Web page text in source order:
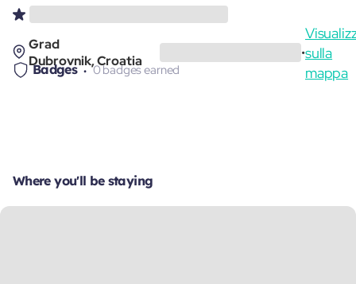
Grad
Dubrovnik, Croatia
•sulla
mappa
Badges 0 badges earned
Where you'll be staying